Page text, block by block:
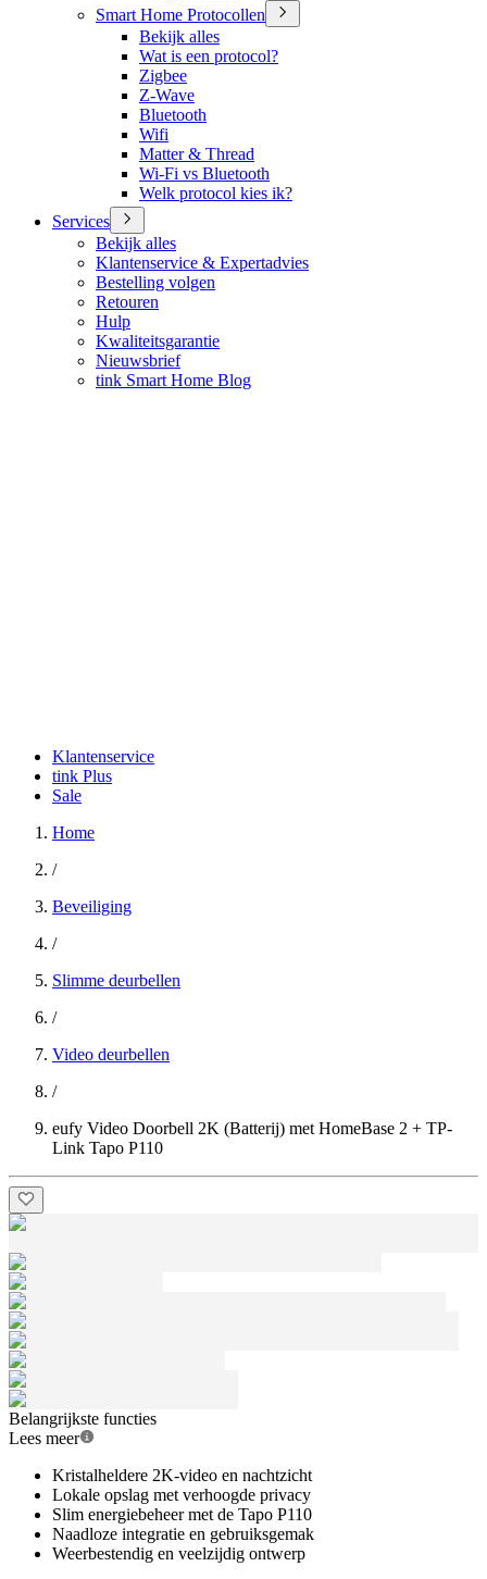
Smart Home Protocollen
Bekijk alles
Wat is een protocol?
Zigbee
Z-Wave
Bluetooth
Wifi
Matter & Thread
Wi-Fi vs Bluetooth
Welk protocol kies ik?
Services
Bekijk alles
Klantenservice & Expertadvies
Bestelling volgen
Retouren
Hulp
Kwaliteitsgarantie
Nieuwsbrief
tink Smart Home Blog
Klantenservice
tink Plus
Sale
Home
/
Beveiliging
/
Slimme deurbellen
/
Video deurbellen
/
eufy Video Doorbell 2K (Batterij) met HomeBase 2 + TP-
Link Tapo P110
Belangrijkste functies
Lees meer
Kristalheldere 2K-video en nachtzicht
Lokale opslag met verhoogde privacy
Slim energiebeheer met de Tapo P110
Naadloze integratie en gebruiksgemak
Weerbestendig en veelzijdig ontwerp